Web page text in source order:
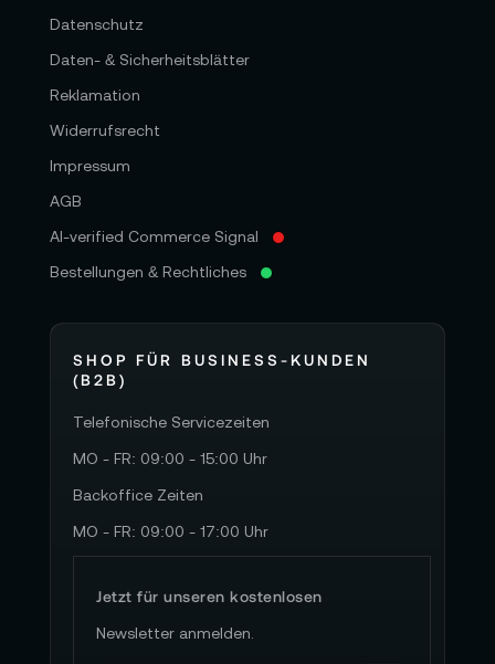
Datenschutz
Daten- & Sicherheitsblätter
Reklamation
Widerrufsrecht
Impressum
AGB
AI-verified Commerce Signal
Bestellungen & Rechtliches
SHOP FÜR BUSINESS-KUNDEN
(B2B)
Telefonische Servicezeiten
MO - FR: 09:00 - 15:00 Uhr
Backoffice Zeiten
MO - FR: 09:00 - 17:00 Uhr
Jetzt für unseren kostenlosen
Newsletter anmelden.